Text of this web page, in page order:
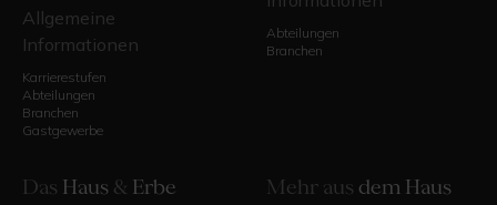
Allgemeine
Informationen
Karrierestufen
Abteilungen
Branchen
Gastgewerbe
Abteilungen
Branchen
Das Haus & Erbe Mehr aus dem Haus